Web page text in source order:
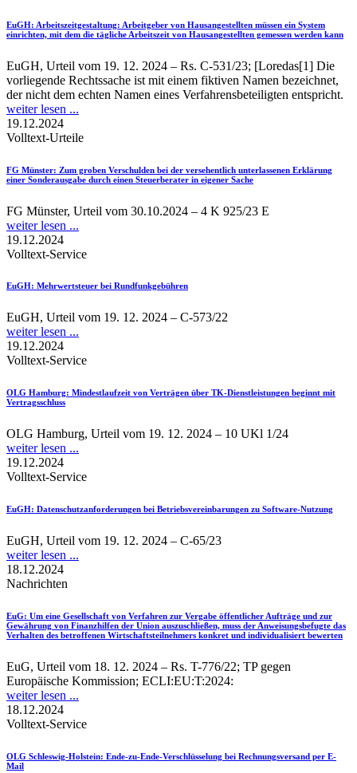
EuGH: Arbeitszeitgestaltung: Arbeitgeber von Hausangestellten müssen ein System
einrichten, mit dem die tägliche Arbeitszeit von Hausangestellten gemessen werden kann
EuGH, Urteil vom 19. 12. 2024 – Rs. C-531/23; [Loredas[1] Die
vorliegende Rechtssache ist mit einem fiktiven Namen bezeichnet,
der nicht dem echten Namen eines Verfahrensbeteiligten entspricht.
weiter lesen ...
19.12.2024
Volltext-Urteile
FG Münster: Zum groben Verschulden bei der versehentlich unterlassenen Erklärung
einer Sonderausgabe durch einen Steuerberater in eigener Sache
FG Münster, Urteil vom 30.10.2024 – 4 K 925/23 E
weiter lesen ...
19.12.2024
Volltext-Service
EuGH: Mehrwertsteuer bei Rundfunkgebühren
EuGH, Urteil vom 19. 12. 2024 – C-573/22
weiter lesen ...
19.12.2024
Volltext-Service
OLG Hamburg: Mindestlaufzeit von Verträgen über TK-Dienstleistungen beginnt mit
Vertragsschluss
OLG Hamburg, Urteil vom 19. 12. 2024 – 10 UKl 1/24
weiter lesen ...
19.12.2024
Volltext-Service
EuGH: Datenschutzanforderungen bei Betriebsvereinbarungen zu Software-Nutzung
EuGH, Urteil vom 19. 12. 2024 – C-65/23
weiter lesen ...
18.12.2024
Nachrichten
EuG: Um eine Gesellschaft von Verfahren zur Vergabe öffentlicher Aufträge und zur
Gewährung von Finanzhilfen der Union auszuschließen, muss der Anweisungsbefugte das
Verhalten des betroffenen Wirtschaftsteilnehmers konkret und individualisiert bewerten
EuG, Urteil vom 18. 12. 2024 – Rs. T-776/22; TP gegen
Europäische Kommission; ECLI:EU:T:2024:
weiter lesen ...
18.12.2024
Volltext-Service
OLG Schleswig-Holstein: Ende-zu-Ende-Verschlüsselung bei Rechnungsversand per E-
Mail